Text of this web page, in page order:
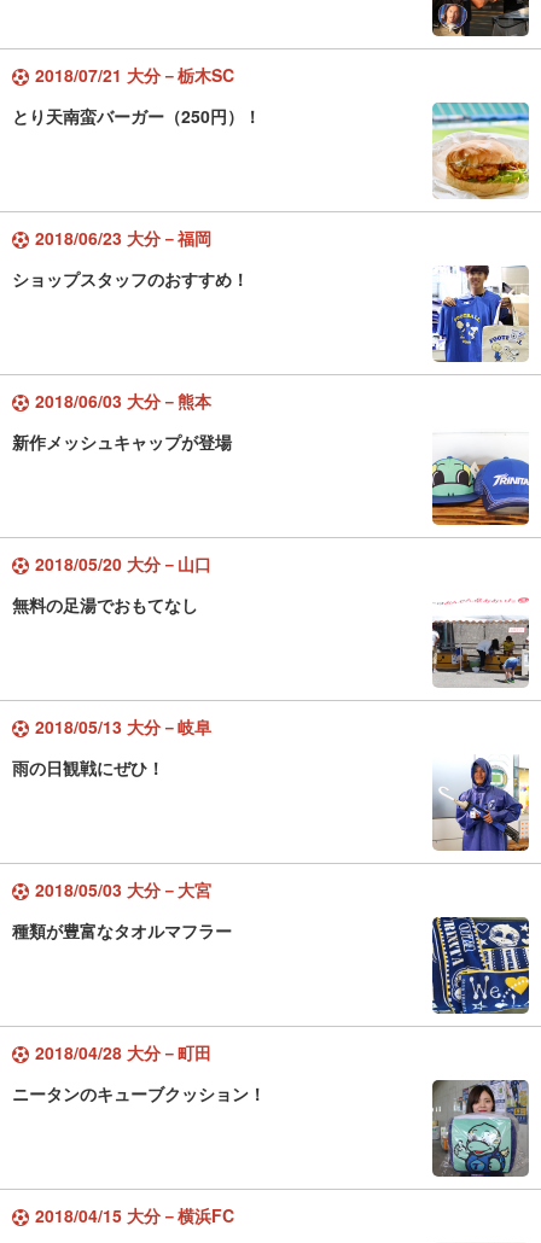
2018/07/21 大分－栃木SC
とり天南蛮バーガー（250円）！
2018/06/23 大分－福岡
ショップスタッフのおすすめ！
2018/06/03 大分－熊本
新作メッシュキャップが登場
2018/05/20 大分－山口
無料の足湯でおもてなし
2018/05/13 大分－岐阜
雨の日観戦にぜひ！
2018/05/03 大分－大宮
種類が豊富なタオルマフラー
2018/04/28 大分－町田
ニータンのキューブクッション！
2018/04/15 大分－横浜FC